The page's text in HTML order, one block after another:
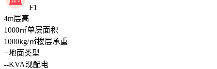
F1
4m层高
1000㎡单层面积
1000kg/㎡楼层承重
--地面类型
--KVA现配电